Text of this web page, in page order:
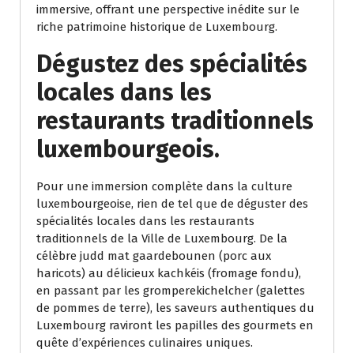
immersive, offrant une perspective inédite sur le
riche patrimoine historique de Luxembourg.
Dégustez des spécialités
locales dans les
restaurants traditionnels
luxembourgeois.
Pour une immersion complète dans la culture
luxembourgeoise, rien de tel que de déguster des
spécialités locales dans les restaurants
traditionnels de la Ville de Luxembourg. De la
célèbre judd mat gaardebounen (porc aux
haricots) au délicieux kachkéis (fromage fondu),
en passant par les gromperekichelcher (galettes
de pommes de terre), les saveurs authentiques du
Luxembourg raviront les papilles des gourmets en
quête d’expériences culinaires uniques.